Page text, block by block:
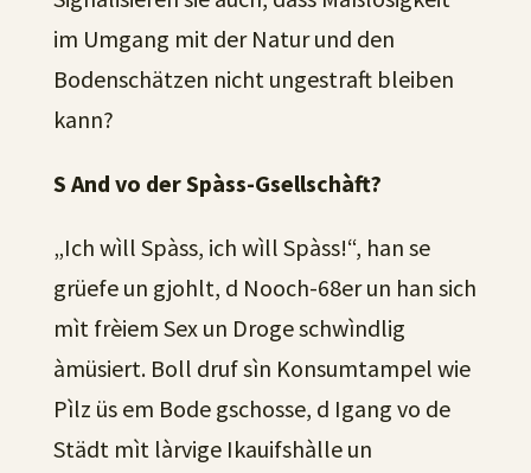
im Umgang mit der Natur und den
Bodenschätzen nicht ungestraft bleiben
kann?
S And vo der Spàss-Gsellschàft?
„Ich wìll Spàss, ich wìll Spàss!“, han se
grüefe un gjohlt, d Nooch-68er un han sich
mìt frèiem Sex un Droge schwìndlig
àmüsiert. Boll druf sìn Konsumtampel wie
Pìlz üs em Bode gschosse, d Igang vo de
Städt mìt làrvige Ikauifshàlle un